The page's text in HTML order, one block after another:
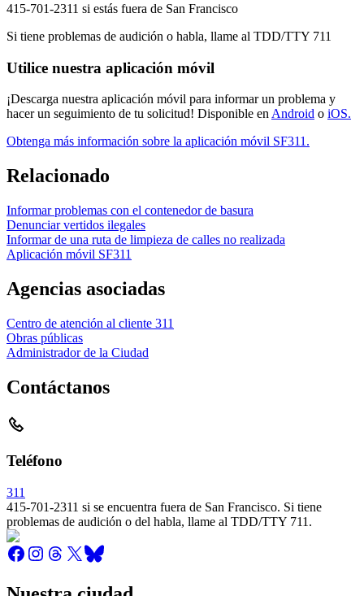
415-701-2311 si estás fuera de San Francisco
Si tiene problemas de audición o habla, llame al TDD/TTY 711
Utilice nuestra aplicación móvil
¡Descarga nuestra aplicación móvil para informar un problema y
hacer un seguimiento de tu solicitud! Disponible en Android o iOS.
Obtenga más información sobre la aplicación móvil SF311.
Relacionado
Informar problemas con el contenedor de basura
Denunciar vertidos ilegales
Informar de una ruta de limpieza de calles no realizada
Aplicación móvil SF311
Agencias asociadas
Centro de atención al cliente 311
Obras públicas
Administrador de la Ciudad
Contáctanos
Teléfono
311
415-701-2311 si se encuentra fuera de San Francisco. Si tiene
problemas de audición o del habla, llame al TDD/TTY 711.